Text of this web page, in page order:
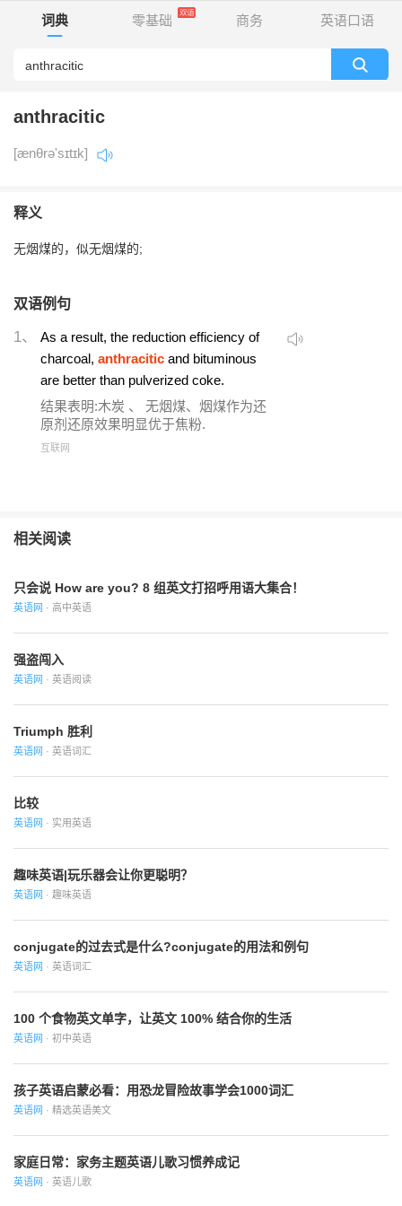
词典 零基础 商务 英语口语
anthracitic
[ænθrə'sɪtɪk]
释义
无烟煤的，似无烟煤的;
双语例句
1、
As a result, the reduction efficiency of
charcoal, anthracitic and bituminous
are better than pulverized coke.
结果表明:木炭 、 无烟煤、烟煤作为还
原剂还原效果明显优于焦粉.
互联网
相关阅读
只会说 How are you? 8 组英文打招呼用语大集合！
英语网 · 高中英语
强盗闯入
英语网 · 英语阅读
Triumph 胜利
英语网 · 英语词汇
比较
英语网 · 实用英语
趣味英语|玩乐器会让你更聪明？
英语网 · 趣味英语
conjugate的过去式是什么?conjugate的用法和例句
英语网 · 英语词汇
100 个食物英文单字，让英文 100% 结合你的生活
英语网 · 初中英语
孩子英语启蒙必看：用恐龙冒险故事学会1000词汇
英语网 · 精选英语美文
家庭日常：家务主题英语儿歌习惯养成记
英语网 · 英语儿歌